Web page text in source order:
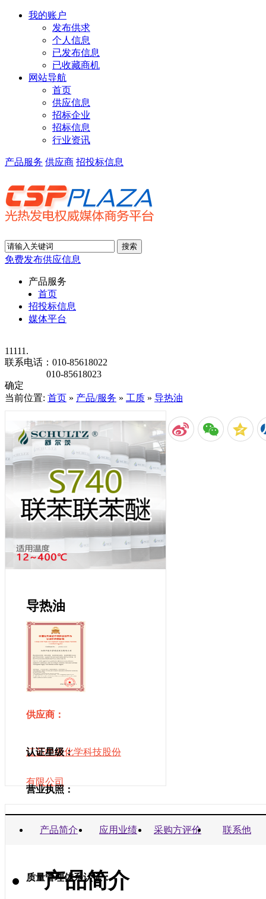
我的账户
发布供求
个人信息
已发布信息
已收藏商机
网站导航
首页
供应信息
招标企业
招标信息
行业资讯
产品服务 供应商 招投标信息
免费发布供应信息
产品服务
首页
招投标信息
媒体平台
11111.
联系电话： 010-85618022
010-85618023
确定
当前位置: 首页 » 产品/服务 » 工质 » 导热油
导热油
供应商：
江苏中能化学科技股份
有限公司
认证星级：
营业执照：
商业信誉承诺书：
质量管理体系认证：
产品简介 应用业绩 采购方评价 联系他
产品简介